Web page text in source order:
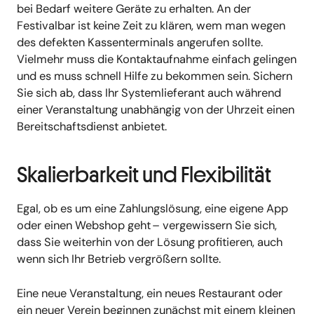
bei Bedarf weitere Geräte zu erhalten. An der
Festivalbar ist keine Zeit zu klären, wem man wegen
des defekten Kassenterminals angerufen sollte.
Vielmehr muss die Kontaktaufnahme einfach gelingen
und es muss schnell Hilfe zu bekommen sein. Sichern
Sie sich ab, dass Ihr Systemlieferant auch während
einer Veranstaltung unabhängig von der Uhrzeit einen
Bereitschaftsdienst anbietet.
Skalierbarkeit und Flexibilität
Egal, ob es um eine Zahlungslösung, eine eigene App
oder einen Webshop geht – vergewissern Sie sich,
dass Sie weiterhin von der Lösung profitieren, auch
wenn sich Ihr Betrieb vergrößern sollte.
Eine neue Veranstaltung, ein neues Restaurant oder
ein neuer Verein beginnen zunächst mit einem kleinen